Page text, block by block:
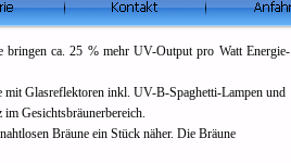
bringen ca. 25 % mehr UV-Output pro Watt Energie-
mit Glasreflektoren inkl. UV-B-Spaghetti-Lampen und
Gesichtsbräunerbereich.
Bräune ein Stück näher. Die Bräune